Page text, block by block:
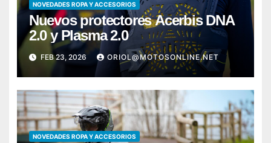
NOVEDADES ROPA Y ACCESORIOS
Nuevos protectores Acerbis DNA
2.0 y Plasma 2.0
FEB 23, 2026 ORIOL@MOTOSONLINE.NET
NOVEDADES ROPA Y ACCESORIOS